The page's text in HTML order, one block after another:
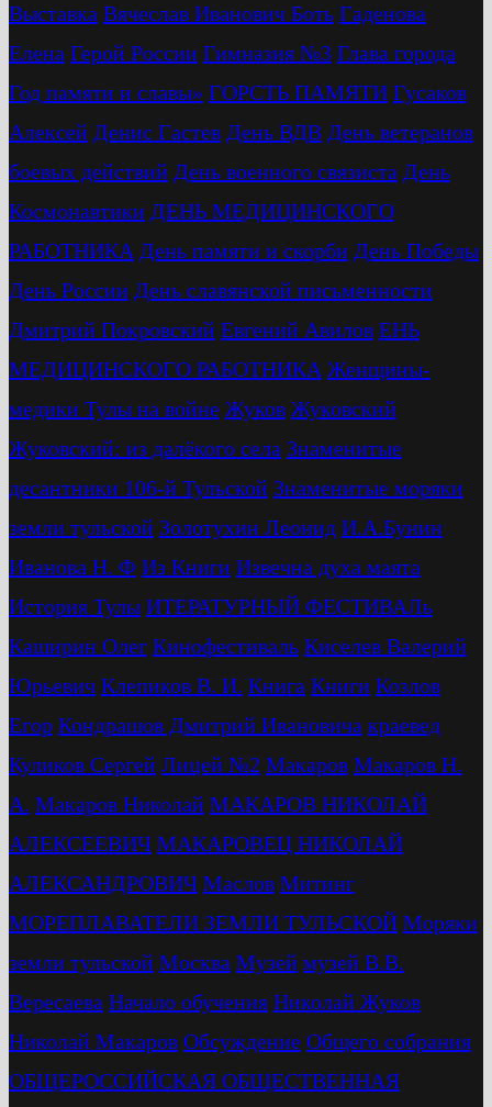
Выставка Вячеслав Иванович Боть Гаденова
Елена Герой России Гимназия №3 Глава города
Год памяти и славы» ГОРСТЬ ПАМЯТИ Гусаков
Алексей Денис Гастев День ВДВ День ветеранов
боевых действий День военного связиста День
Космонавтики ДЕНЬ МЕДИЦИНСКОГО
РАБОТНИКА День памяти и скорби День Победы
День России День славянской письменности
Дмитрий Покровский Евгений Авилов ЕНЬ
МЕДИЦИНСКОГО РАБОТНИКА Женщины-
медики Тулы на войне Жуков Жуковский
Жуковский: из далёкого села Знаменитые
десантники 106-й Тульской Знаменитые моряки
земли тульской Золотухин Леонид И.А.Бунин
Иванова Н. Ф Из Книги Извечна духа маята
История Тулы ИТЕРАТУРНЫЙ ФЕСТИВАЛь
Каширин Олег Кинофестиваль Киселев Валерий
Юрьевич Клепиков В. И. Книга Книги Козлов
Егор Кондрашов Дмитрий Ивановича краевед
Куликов Сергей Лицей №2 Макаров Макаров Н.
А. Макаров Николай МАКАРОВ НИКОЛАЙ
АЛЕКСЕЕВИЧ МАКАРОВЕЦ НИКОЛАЙ
АЛЕКСАНДРОВИЧ Маслов Митинг
МОРЕПЛАВАТЕЛИ ЗЕМЛИ ТУЛЬСКОЙ Моряки
земли тульской Москва Музей музей В.В.
Вересаева Начало обучения Николай Жуков
Николай Макаров Обсуждение Общего собрания
ОБЩЕРОССИЙСКАЯ ОБЩЕСТВЕННАЯ